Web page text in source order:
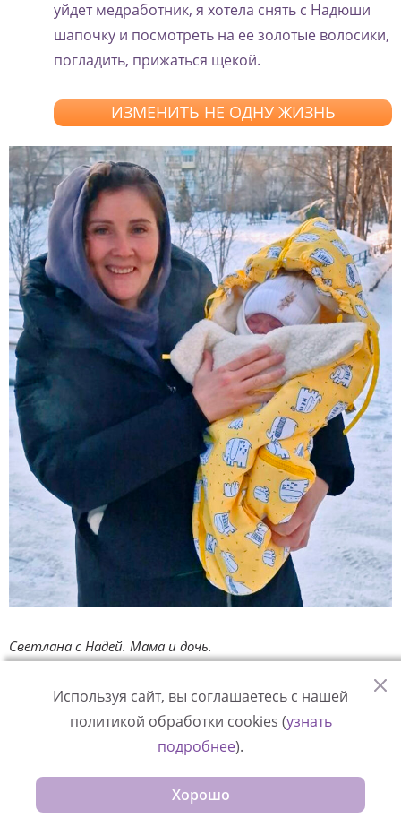
уйдет медработник, я хотела снять с Надюши
шапочку и посмотреть на ее золотые волосики,
погладить, прижаться щекой.
ИЗМЕНИТЬ НЕ ОДНУ ЖИЗНЬ
Светлана с Надей. Мама и дочь.
Надюша очень смешно агукает. Ты ей что-то говоришь, а
она отвечает по-своему, такая сообразительная. Очень
Я еще дома знала, что это мой ребенок. Ехала и готова
Используя сайт, вы соглашаетесь с нашей
политикой обработки cookies (узнать
подробнее).
Хорошо